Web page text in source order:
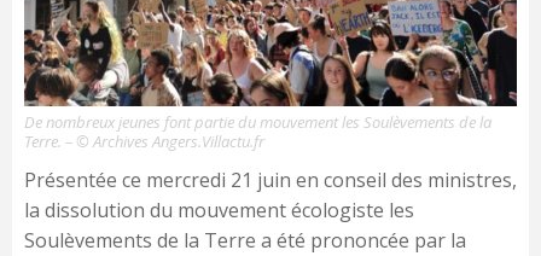
De nombreux jeunes font partie du mouvement les Soulèvements de la
Terre. – © Archives Angers.Villactu.fr
Présentée ce mercredi 21 juin en conseil des ministres,
la dissolution du mouvement écologiste les
Soulèvements de la Terre a été prononcée par la